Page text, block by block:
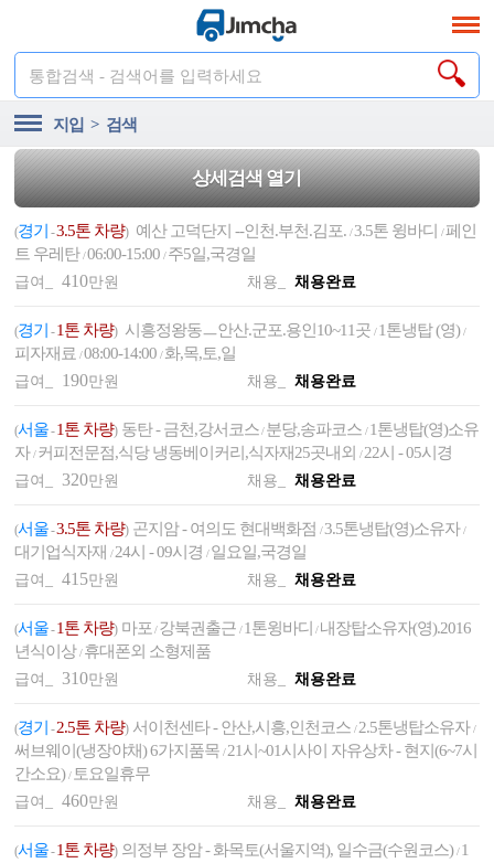
통합검색 - 검색어를 입력하세요
지입 > 검색
상세검색 열기
(경기 -3.5톤 차량) 예산 고덕단지 --인천.부천.김포./3.5톤 윙바디/페인
트 우레탄/06:00-15:00/ 주5일,국경일
급여_410만원 채용_ 채용완료
(경기 -1톤 차량) 시흥정왕동ㅡ안산.군포.용인10~11곳/ 1톤냉탑 (영)/
피자재료/08:00-14:00/ 화,목,토,일
급여_ 190만원 채용_ 채용완료
(서울-1톤 차량) 동탄 - 금천,강서코스 / 분당,송파코스/ 1톤냉탑(영)소유
자/ 커피전문점,식당 냉동베이커리,식자재25곳내외/ 22시 - 05시경
급여_ 320만원 채용_ 채용완료
(서울-3.5톤 차량) 곤지암 - 여의도 현대백화점/3.5톤냉탑(영)소유자/
대기업식자재/ 24시 - 09시경/ 일요일,국경일
급여_415만원 채용_ 채용완료
(서울-1톤 차량) 마포 / 강북권출근/ 1톤윙바디 / 내장탑소유자(영).2016
년식이상/ 휴대폰외 소형제품
급여_ 310만원 채용_ 채용완료
(경기 -2.5톤 차량) 서이천센타 - 안산,시흥,인천코스/ 2.5톤냉탑소유자/
써브웨이(냉장야채) 6가지품목/ 21시~01시사이 자유상차 - 현지(6~7시
간소요)/ 토요일휴무
급여_460만원 채용_ 채용완료
(서울-1톤 차량) 의정부 장암 - 화목토(서울지역), 일수금(수원코스)/ 1